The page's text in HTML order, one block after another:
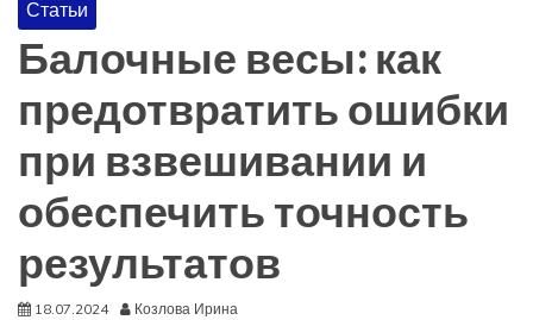
Статьи
Балочные весы: как
предотвратить ошибки
при взвешивании и
обеспечить точность
результатов
18.07.2024 Козлова Ирина